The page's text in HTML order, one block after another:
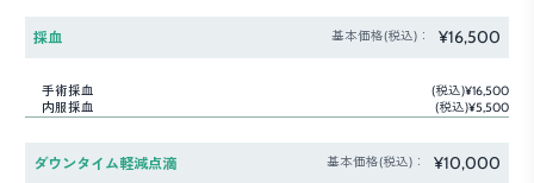
採血 基本価格(税込)： ¥16,500
手術採血
(税込)¥16,500
内服採血
(税込)¥5,500
ダウンタイム軽減点滴 基本価格(税込)： ¥10,000